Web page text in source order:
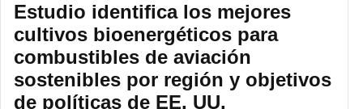
Estudio identifica los mejores
cultivos bioenergéticos para
combustibles de aviación
sostenibles por región y objetivos
de políticas de EE. UU.